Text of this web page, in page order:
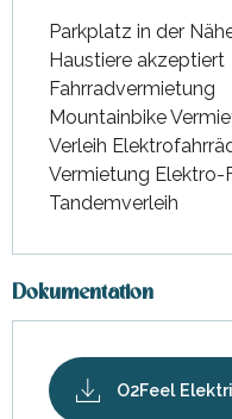
Parkplatz in der
Haustiere akzeptiert
Fahrradvermietung
Mountainbike
Verleih
Vermietung Elektro-
Tandemverleih
Dokumentation
O2Feel